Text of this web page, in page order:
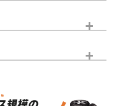
しておりますので、あら
い。